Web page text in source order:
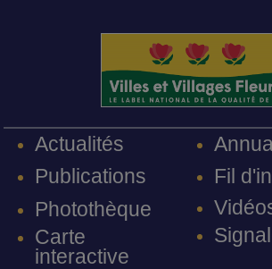
Actualités
Publications
Photothèque
Carte
interactive
Fil